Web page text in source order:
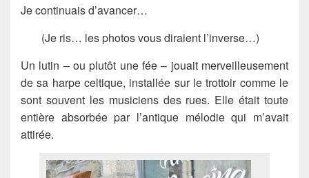
Je continuais d’avancer…
(Je ris… les photos vous diraient l’inverse…)
Un lutin – ou plutôt une fée – jouait merveilleusement
de sa harpe celtique, installée sur le trottoir comme le
sont souvent les musiciens des rues. Elle était toute
entière absorbée par l’antique mélodie qui m’avait
attirée.